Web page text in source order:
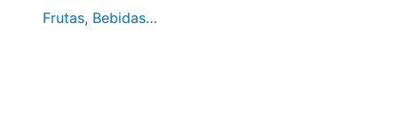
Frutas, Bebidas…